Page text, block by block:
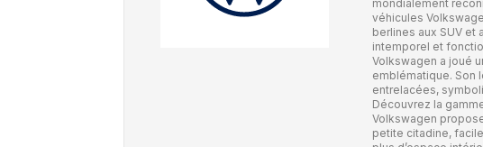
mondialement
véhicules
berlines aux SUV et
intemporel et
Volkswagen a joué
emblématique. Son
entrelacées,
Découvrez la
Volkswagen
petite citadine,